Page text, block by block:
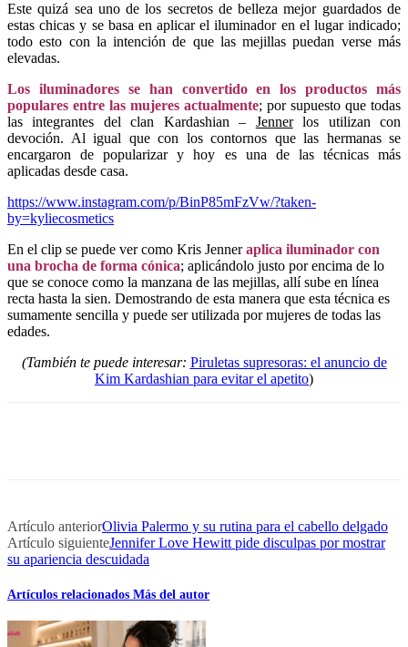
Este quizá sea uno de los secretos de belleza mejor guardados de
estas chicas y se basa en aplicar el iluminador en el lugar indicado;
todo esto con la intención de que las mejillas puedan verse más
elevadas.
Los iluminadores se han convertido en los productos más
populares entre las mujeres actualmente; por supuesto que todas
las integrantes del clan Kardashian – Jennerlos utilizan con
devoción. Al igual que con los contornos que las hermanas se
encargaron de popularizar y hoy es una de las técnicas más
aplicadas desde casa.
https://www.instagram.com/p/BinP85mFzVw/?taken-
by=kyliecosmetics
En el clip se puede ver como Kris Jenneraplica iluminador con
una brocha de forma cónica; aplicándolo justo por encima de lo
que se conoce como la manzana de las mejillas, allí sube en línea
recta hasta la sien. Demostrando de esta manera que esta técnica es
sumamente sencilla y puede ser utilizada por mujeres de todas las
edades.
(También te puede interesar: Piruletas supresoras: el anuncio de
Kim Kardashian para evitar el apetito)
Artículo anteriorOlivia Palermo y su rutina para el cabello delgado
Artículo siguienteJennifer Love Hewitt pide disculpas por mostrar
su apariencia descuidada
Artículos relacionados Más del autor